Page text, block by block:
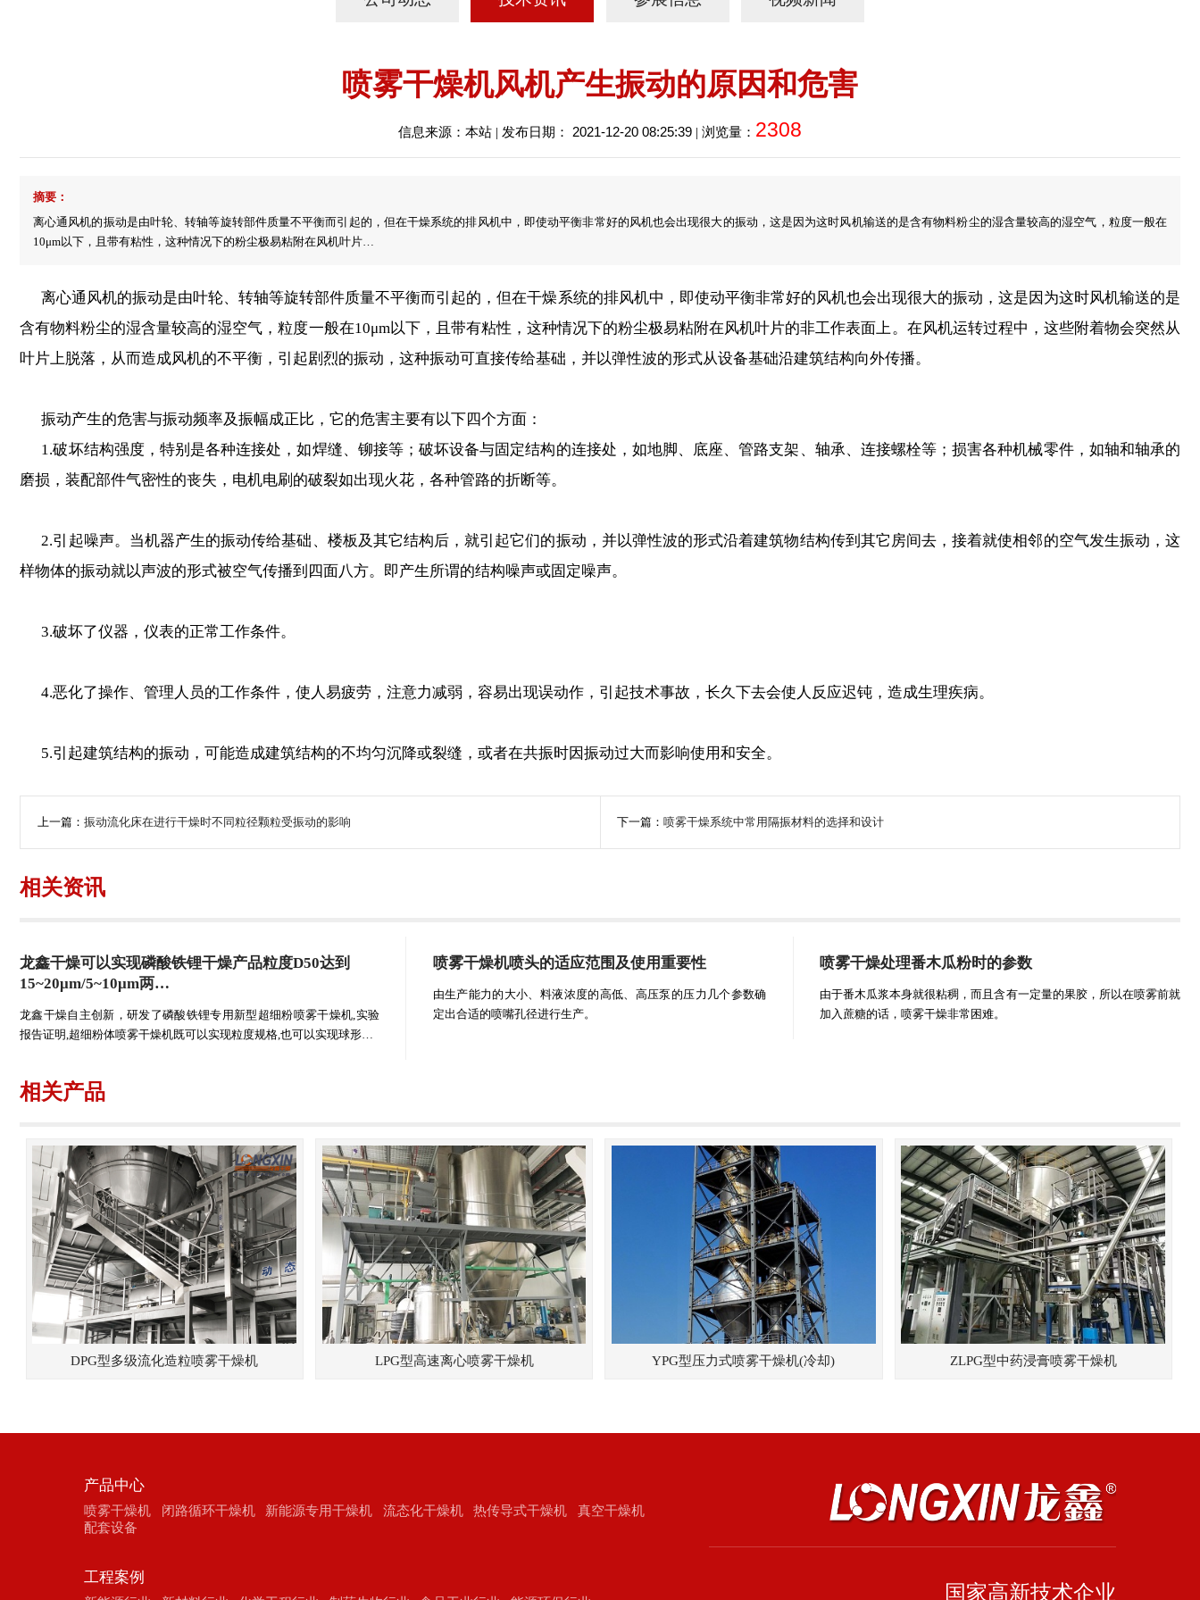
喷雾干燥机风机产生振动的原因和危害
信息来源：本站 | 发布日期： 2021-12-20 08:25:39 | 浏览量： 2308
摘要：
离心通风机的振动是由叶轮、转轴等旋转部件质量不平衡而引起的，但在干燥系统的排风机中，即使动平衡非常好的风机也会出现很大的振动，这是因为这时风机输送的是含有物料粉尘的湿含量较高的湿空气，粒度一般在
10μm以下，且带有粘性，这种情况下的粉尘极易粘附在风机叶片…
离心通风机的振动是由叶轮、转轴等旋转部件质量不平衡而引起的，但在干燥系统的排风机中，即使动平衡非常好的风机也会出现很大的振动，这是因为这时风机输送的是
含有物料粉尘的湿含量较高的湿空气，粒度一般在10μm以下，且带有粘性，这种情况下的粉尘极易粘附在风机叶片的非工作表面上。在风机运转过程中，这些附着物会突然从
叶片上脱落，从而造成风机的不平衡，引起剧烈的振动，这种振动可直接传给基础，并以弹性波的形式从设备基础沿建筑结构向外传播。
振动产生的危害与振动频率及振幅成正比，它的危害主要有以下四个方面：
1.破坏结构强度，特别是各种连接处，如焊缝、铆接等；破坏设备与固定结构的连接处，如地脚、底座、管路支架、轴承、连接螺栓等；损害各种机械零件，如轴和轴承的
磨损，装配部件气密性的丧失，电机电刷的破裂如出现火花，各种管路的折断等。
2.引起噪声。当机器产生的振动传给基础、楼板及其它结构后，就引起它们的振动，并以弹性波的形式沿着建筑物结构传到其它房间去，接着就使相邻的空气发生振动，这
样物体的振动就以声波的形式被空气传播到四面八方。即产生所谓的结构噪声或固定噪声。
3.破坏了仪器，仪表的正常工作条件。
4.恶化了操作、管理人员的工作条件，使人易疲劳，注意力减弱，容易出现误动作，引起技术事故，长久下去会使人反应迟钝，造成生理疾病。
5.引起建筑结构的振动，可能造成建筑结构的不均匀沉降或裂缝，或者在共振时因振动过大而影响使用和安全。
上一篇：振动流化床在进行干燥时不同粒径颗粒受振动的影响 下一篇：喷雾干燥系统中常用隔振材料的选择和设计
相关资讯
龙鑫干燥可以实现磷酸铁锂干燥产品粒度D50达到
15~20μm/5~10μm两…
龙鑫干燥自主创新，研发了磷酸铁锂专用新型超细粉喷雾干燥机,实验
报告证明,超细粉体喷雾干燥机既可以实现粒度规格,也可以实现球形…
喷雾干燥机喷头的适应范围及使用重要性
由生产能力的大小、料液浓度的高低、高压泵的压力几个参数确
定出合适的喷嘴孔径进行生产。
喷雾干燥处理番木瓜粉时的参数
由于番木瓜浆本身就很粘稠，而且含有一定量的果胶，所以在喷雾前就
加入蔗糖的话，喷雾干燥非常困难。
相关产品
DPG型多级流化造粒喷雾干燥机 LPG型高速离心喷雾干燥机 YPG型压力式喷雾干燥机(冷却) ZLPG型中药浸膏喷雾干燥机
国家高新技术企业
产品中心
喷雾干燥机 闭路循环干燥机 新能源专用干燥机 流态化干燥机 热传导式干燥机
真空干燥机
配套设备
工程案例